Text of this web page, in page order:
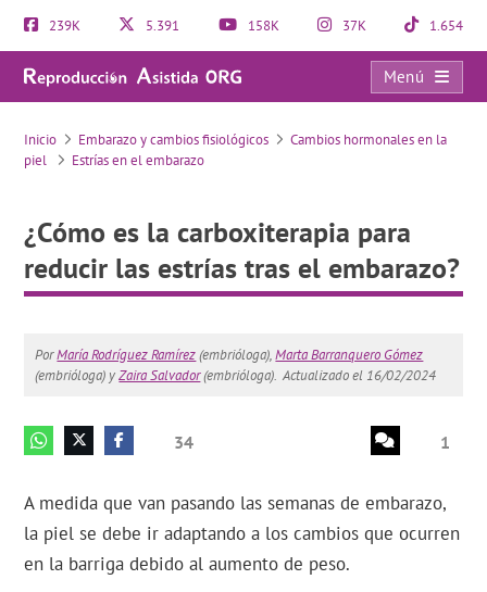
239K 5.391 158K 37K 1.654
Menú
¿Cómo es la carboxiterapia para reducir las estrías tras el embarazo?
Inicio Embarazo y cambios fisiológicos
Cambios hormonales en la
piel
Estrías en el embarazo
¿Cómo es la carboxiterapia para
reducir las estrías tras el embarazo?
PorMaría Rodríguez Ramírez(embrióloga),Marta Barranquero Gómez
(embrióloga) yZaira Salvador(embrióloga). Actualizado el 16/02/2024
34 1
A medida que van pasando las semanas de embarazo,
la piel se debe ir adaptando a los cambios que ocurren
en la barriga debido al aumento de peso.